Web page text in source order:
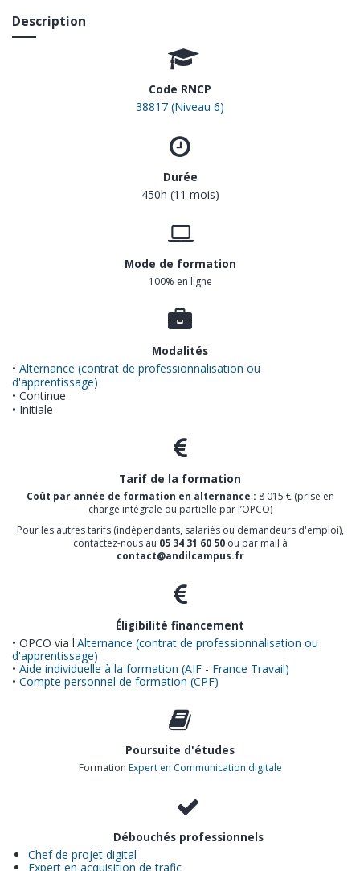
Description
Code RNCP
38817 (Niveau 6)
Durée
450h (11 mois)
Mode de formation
100% en ligne
Modalités
• Alternance (contrat de professionnalisation ou
d'apprentissage)
• Continue
• Initiale
Tarif de la formation
Coût par année de formation en alternance : 8 015 € (prise en
charge intégrale ou partielle par l’OPCO)
Pour les autres tarifs (indépendants, salariés ou demandeurs d'emploi),
contactez-nous au 05 34 31 60 50ou par mail à
contact@andilcampus.fr
Éligibilité financement
• OPCO via l'Alternance (contrat de professionnalisation ou
d'apprentissage)
• Aide individuelle à la formation (AIF - France Travail)
• Compte personnel de formation (CPF)
Poursuite d'études
Formation Expert en Communication digitale
Débouchés professionnels
Chef de projet digital
Expert en acquisition de trafic